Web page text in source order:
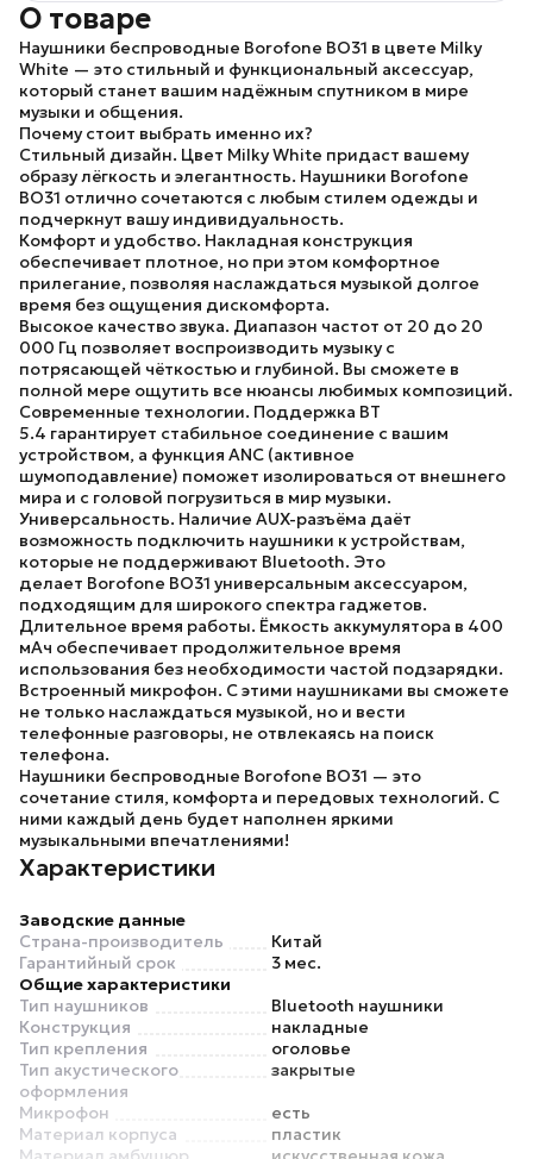
О товаре
Наушники беспроводные Borofone BO31 в цвете Milky
White — это стильный и функциональный аксессуар,
который станет вашим надёжным спутником в мире
музыки и общения.
Почему стоит выбрать именно их?
Стильный дизайн. Цвет Milky White придаст вашему
образу лёгкость и элегантность. Наушники Borofone
BO31 отлично сочетаются с любым стилем одежды и
подчеркнут вашу индивидуальность.
Комфорт и удобство. Накладная конструкция
обеспечивает плотное, но при этом комфортное
прилегание, позволяя наслаждаться музыкой долгое
время без ощущения дискомфорта.
Высокое качество звука. Диапазон частот от 20 до 20
000 Гц позволяет воспроизводить музыку с
потрясающей чёткостью и глубиной. Вы сможете в
полной мере ощутить все нюансы любимых композиций.
Современные технологии. Поддержка BT
5.4 гарантирует стабильное соединение с вашим
устройством, а функция ANC (активное
шумоподавление) поможет изолироваться от внешнего
мира и с головой погрузиться в мир музыки.
Универсальность. Наличие AUX-разъёма даёт
возможность подключить наушники к устройствам,
которые не поддерживают Bluetooth. Это
делает Borofone BO31 универсальным аксессуаром,
подходящим для широкого спектра гаджетов.
Длительное время работы. Ёмкость аккумулятора в 400
мАч обеспечивает продолжительное время
использования без необходимости частой подзарядки.
Встроенный микрофон. С этими наушниками вы сможете
не только наслаждаться музыкой, но и вести
телефонные разговоры, не отвлекаясь на поиск
телефона.
Наушники беспроводные Borofone BO31 — это
сочетание стиля, комфорта и передовых технологий. С
ними каждый день будет наполнен яркими
музыкальными впечатлениями!
Характеристики
Заводские данные
Страна-производитель
Китай
Гарантийный срок
3 мес.
Общие характеристики
Тип наушников
Bluetooth наушники
Конструкция
накладные
Тип крепления
оголовье
Тип акустического
оформления
закрытые
Микрофон
есть
Материал корпуса
пластик